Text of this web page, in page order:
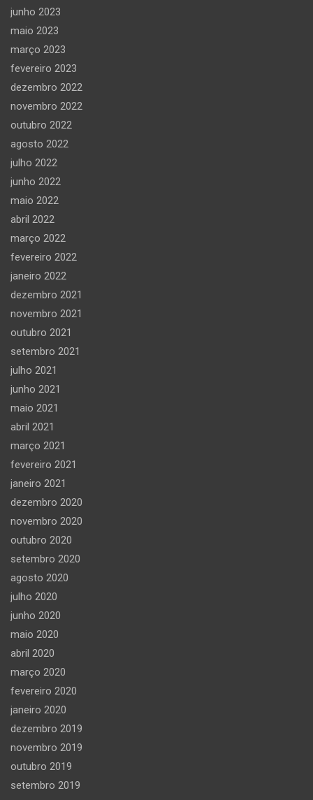
junho 2023
maio 2023
março 2023
fevereiro 2023
dezembro 2022
novembro 2022
outubro 2022
agosto 2022
julho 2022
junho 2022
maio 2022
abril 2022
março 2022
fevereiro 2022
janeiro 2022
dezembro 2021
novembro 2021
outubro 2021
setembro 2021
julho 2021
junho 2021
maio 2021
abril 2021
março 2021
fevereiro 2021
janeiro 2021
dezembro 2020
novembro 2020
outubro 2020
setembro 2020
agosto 2020
julho 2020
junho 2020
maio 2020
abril 2020
março 2020
fevereiro 2020
janeiro 2020
dezembro 2019
novembro 2019
outubro 2019
setembro 2019